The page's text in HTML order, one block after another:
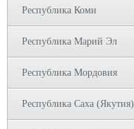
Республика Коми
Республика Марий Эл
Республика Мордовия
Республика Саха (Якутия)